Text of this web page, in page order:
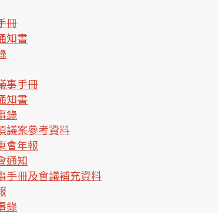
冊
知書
事手冊
知書
錄
議案參考資料
會年報
通知
手冊及會議補充資料
錄